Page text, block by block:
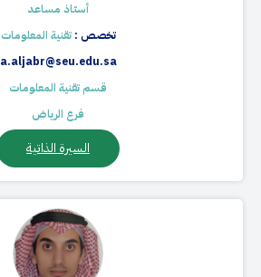
أستاذ مساعد
تخصص :تقنية المعلومات
a.aljabr@seu.edu.sa
قسم تقنية المعلومات
فرع الرياض
السيرة الذاتية